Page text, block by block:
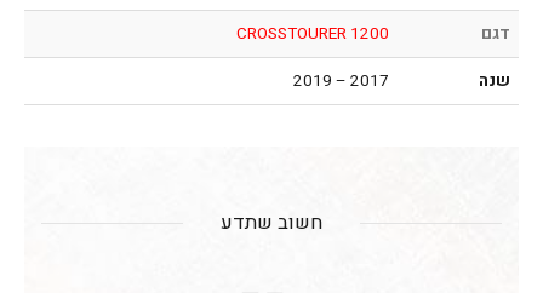
דגם
CROSSTOURER 1200
שנה
2017 – 2019
חשוב שתדע